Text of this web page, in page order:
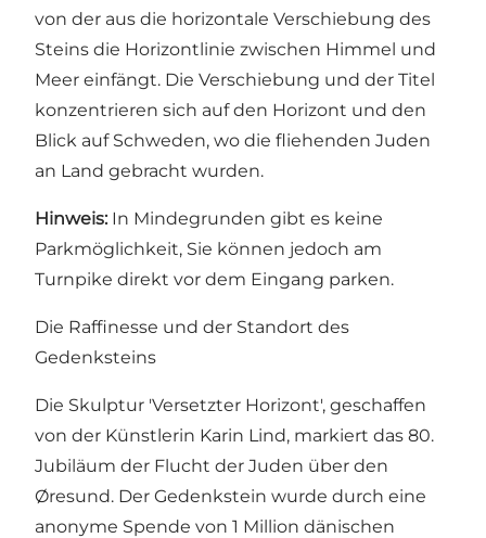
von der aus die horizontale Verschiebung des
Steins die Horizontlinie zwischen Himmel und
Meer einfängt. Die Verschiebung und der Titel
konzentrieren sich auf den Horizont und den
Blick auf Schweden, wo die fliehenden Juden
an Land gebracht wurden.
Hinweis: In Mindegrunden gibt es keine
Parkmöglichkeit, Sie können jedoch am
Turnpike direkt vor dem Eingang parken.
Die Raffinesse und der Standort des
Gedenksteins
Die Skulptur 'Versetzter Horizont', geschaffen
von der Künstlerin Karin Lind, markiert das 80.
Jubiläum der Flucht der Juden über den
Øresund. Der Gedenkstein wurde durch eine
anonyme Spende von 1 Million dänischen